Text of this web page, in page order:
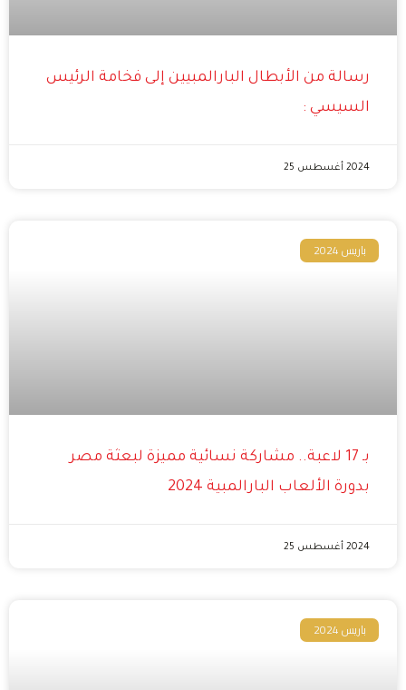
رسالة من الأبطال البارالمبيين إلى فخامة الرئيس
السيسي :
2024 أغسطس 25
باريس 2024
بـ 17 لاعبة.. مشاركة نسائية مميزة لبعثة مصر
بدورة الألعاب البارالمبية 2024
2024 أغسطس 25
باريس 2024